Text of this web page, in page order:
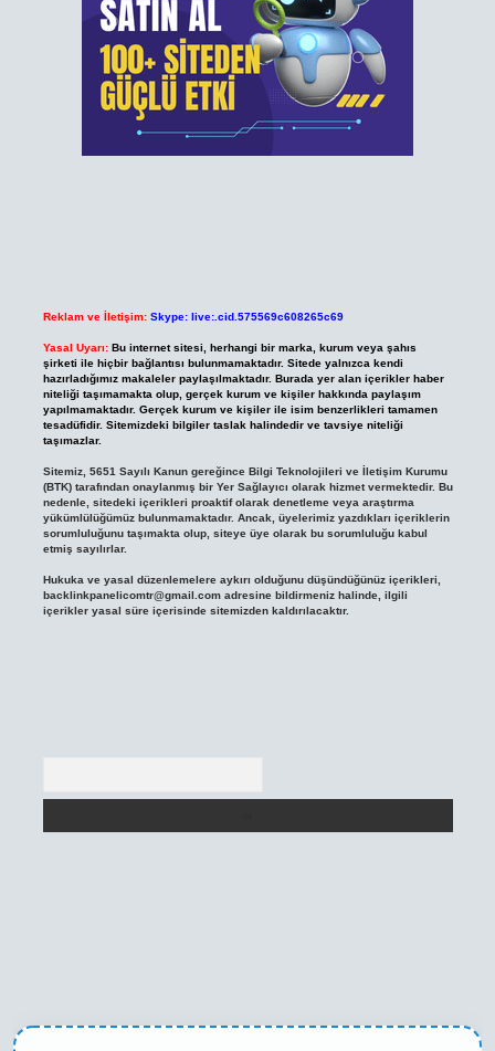
Reklam ve İletişim: Skype: live:.cid.575569c608265c69
Yasal Uyarı: Bu internet sitesi, herhangi bir marka, kurum veya şahıs
şirketi ile hiçbir bağlantısı bulunmamaktadır. Sitede yalnızca kendi
hazırladığımız makaleler paylaşılmaktadır. Burada yer alan içerikler haber
niteliği taşımamakta olup, gerçek kurum ve kişiler hakkında paylaşım
yapılmamaktadır. Gerçek kurum ve kişiler ile isim benzerlikleri tamamen
tesadüfidir. Sitemizdeki bilgiler taslak halindedir ve tavsiye niteliği
taşımazlar.
Sitemiz, 5651 Sayılı Kanun gereğince Bilgi Teknolojileri ve İletişim Kurumu
(BTK) tarafından onaylanmış bir Yer Sağlayıcı olarak hizmet vermektedir. Bu
nedenle, sitedeki içerikleri proaktif olarak denetleme veya araştırma
yükümlülüğümüz bulunmamaktadır. Ancak, üyelerimiz yazdıkları içeriklerin
sorumluluğunu taşımakta olup, siteye üye olarak bu sorumluluğu kabul
etmiş sayılırlar.
Hukuka ve yasal düzenlemelere aykırı olduğunu düşündüğünüz içerikleri,
backlinkpanelicomtr@gmail.comadresine bildirmeniz halinde, ilgili
içerikler yasal süre içerisinde sitemizden kaldırılacaktır.